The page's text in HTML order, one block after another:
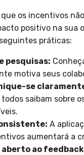
os incentivos
positivo na sua
práticas:
pesquisas:
motiva seus
se
saibam sobre
A
aumentará a
aberto ao